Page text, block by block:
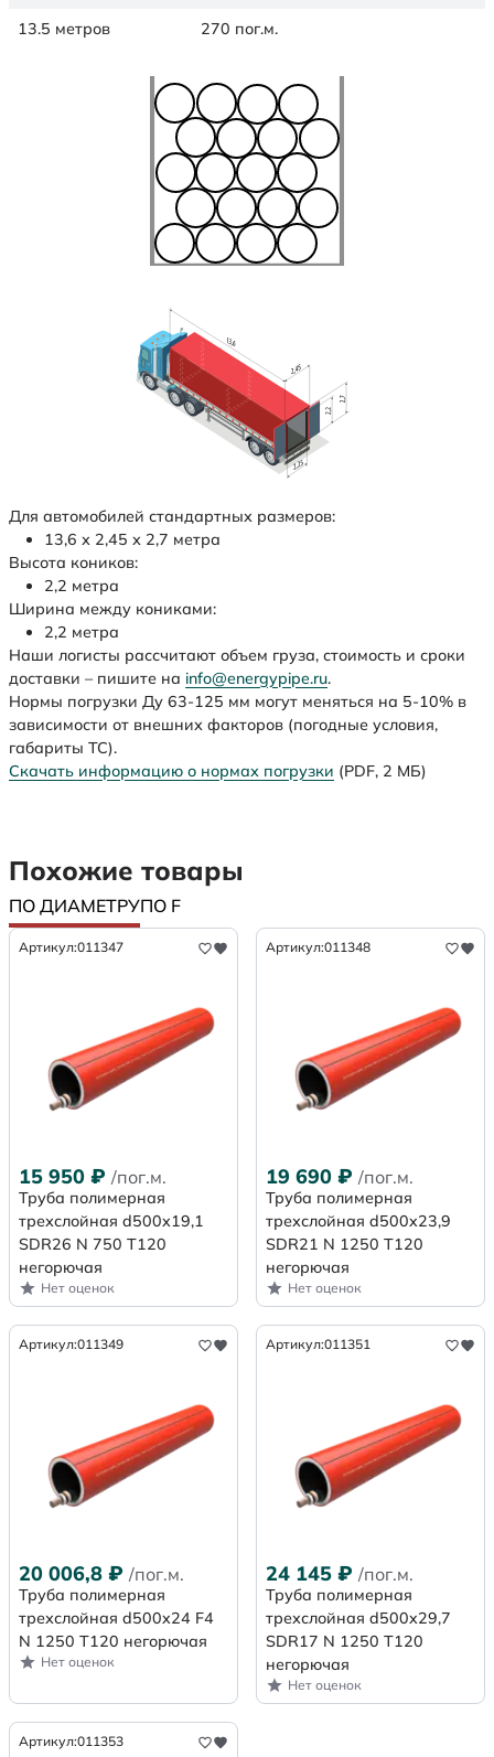
13.5 метров 270 пог.м.
Для автомобилей стандартных размеров:
13,6 х 2,45 х 2,7 метра
Высота коников:
2,2 метра
Ширина между кониками:
2,2 метра
Наши логисты рассчитают объем груза, стоимость и сроки
доставки – пишите на info@energypipe.ru.
Нормы погрузки Ду 63-125 мм могут меняться на 5-10% в
зависимости от внешних факторов (погодные условия,
габариты ТС).
Скачать информацию о нормах погрузки (PDF, 2 МБ)
Похожие товары
ПО ДИАМЕТРУПО F
Артикул:011347
15 950 ₽ /пог.м.
Труба полимерная
трехслойная d500x19,1
SDR26 N 750 Т120
негорючая
Нет оценок
Артикул:011348
19 690 ₽ /пог.м.
Труба полимерная
трехслойная d500x23,9
SDR21 N 1250 Т120
негорючая
Нет оценок
Артикул:011349
20 006,8 ₽ /пог.м.
Труба полимерная
трехслойная d500x24 F4
N 1250 Т120 негорючая
Нет оценок
Артикул:011351
24 145 ₽ /пог.м.
Труба полимерная
трехслойная d500x29,7
SDR17 N 1250 Т120
негорючая
Нет оценок
Артикул:011353